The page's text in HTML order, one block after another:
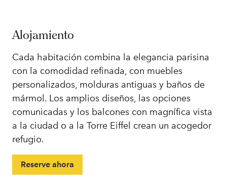
Alojamiento
Cada habitación combina la elegancia parisina
con la comodidad refinada, con muebles
personalizados, molduras antiguas y baños de
mármol. Los amplios diseños, las opciones
comunicadas y los balcones con magnífica vista
a la ciudad o a la Torre Eiffel crean un acogedor
refugio.
Reserve ahora